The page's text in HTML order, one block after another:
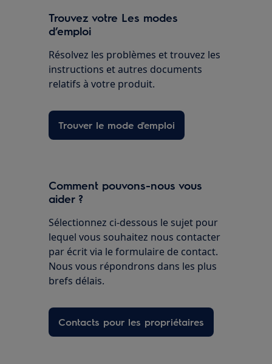
Trouvez votre Les modes
d’emploi
Résolvez les problèmes et trouvez les
instructions et autres documents
relatifs à votre produit.
Trouver le mode d'emploi
Comment pouvons-nous vous
aider ?
Sélectionnez ci-dessous le sujet pour
lequel vous souhaitez nous contacter
par écrit via le formulaire de contact.
Nous vous répondrons dans les plus
brefs délais.
Contacts pour les propriétaires